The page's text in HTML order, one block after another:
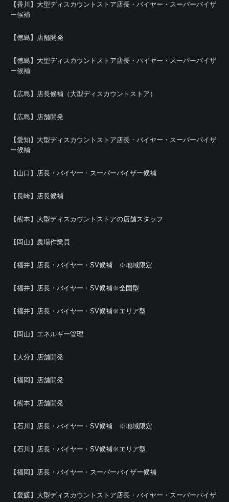
【香川】大型ディスカウントストア店長・バイヤー・スーパーバイザ
ー候補
【徳島】店舗開発
【徳島】大型ディスカウントストア店長・バイヤー・スーパーバイザ
ー候補
【広島】店長候補（大型ディスカウントストア）
【広島】店舗開発
【愛知】大型ディスカウントストア店長・バイヤー・スーパーバイザ
ー候補
【山口】店長・バイヤー・スーパーバイザー候補
【長崎】店長候補
【熊本】大型ディスカウントストアの店舗スタッフ
【岡山】農場作業員
【福井】店長・バイヤー・SV候補 ※地域限定
【福井】店長・バイヤー・SV候補※全国型
【福井】店長・バイヤー・SV候補※エリア型
【岡山】エネルギー管理
【大分】店舗開発
【福岡】店舗開発
【熊本】店舗開発
【石川】店長・バイヤー・SV候補 ※地域限定
【石川】店長・バイヤー・SV候補※エリア型
【福岡】店長・バイヤー・スーパーバイザー候補
【愛媛】大型ディスカウントストア店長・バイヤー・スーパーバイザ